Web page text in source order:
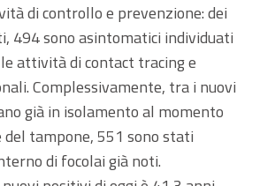
di controllo e prevenzione: dei
494 sono asintomatici individuati
attività di contact tracing e
Complessivamente, tra i nuovi
già in isolamento al momento
del tampone, 551 sono stati
di focolai già noti.